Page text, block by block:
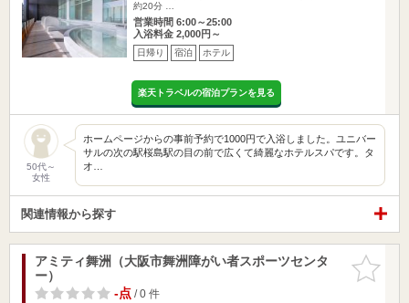
約20分 …
営業時間 6:00～25:00
入浴料金 2,000円～
日帰り 宿泊 ホテル
楽天トラベルの宿泊プランを見る
50代～
女性
ホームページからの事前予約で1000円で入浴しました。ユニバー
サルの次の駅桜島駅の目の前で広くて綺麗なホテルスパです。タ
オ…
関連情報から探す
お気に入
りに追加
アミティ舞洲（大阪市舞洲障がい者スポーツセンタ
ー）
-点/ 0 件